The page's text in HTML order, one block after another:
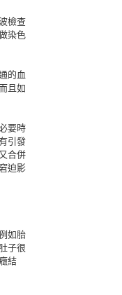
檢查
染色
的血
且如
要時
引發
合併
迫影
如胎
子很
結